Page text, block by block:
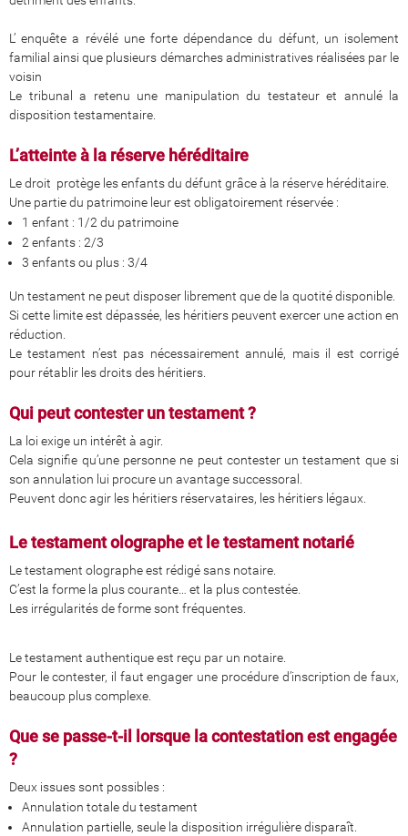
L’ enquête a révélé une forte dépendance du défunt, un isolement
familial ainsi que plusieurs démarches administratives réalisées par le
voisin
Le tribunal a retenu une manipulation du testateur et annulé la
disposition testamentaire.
L’atteinte à la réserve héréditaire
Le droit protège les enfants du défunt grâce à la réserve héréditaire.
Une partie du patrimoine leur est obligatoirement réservée :
1 enfant : 1/2 du patrimoine
2 enfants : 2/3
3 enfants ou plus : 3/4
Un testament ne peut disposer librement que de la quotité disponible.
Si cette limite est dépassée, les héritiers peuvent exercer une action en
réduction.
Le testament n’est pas nécessairement annulé, mais il est corrigé
pour rétablir les droits des héritiers.
Qui peut contester un testament ?
La loi exige un intérêt à agir.
Cela signifie qu’une personne ne peut contester un testament que si
son annulation lui procure un avantage successoral.
Peuvent donc agir les héritiers réservataires, les héritiers légaux.
Le testament olographe et le testament notarié
Le testament olographe est rédigé sans notaire.
C’est la forme la plus courante… et la plus contestée.
Les irrégularités de forme sont fréquentes.
Le testament authentique est reçu par un notaire.
Pour le contester, il faut engager une procédure d’inscription de faux,
beaucoup plus complexe.
Que se passe-t-il lorsque la contestation est engagée
?
Deux issues sont possibles :
Annulation totale du testament
Annulation partielle, seule la disposition irrégulière disparaît.